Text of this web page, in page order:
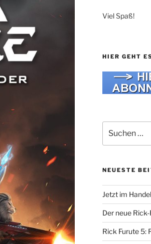
Viel Spaß!
HIER GEHT
nach:
NEUESTE
Jetzt im
Der neue
Rick Furute 5: